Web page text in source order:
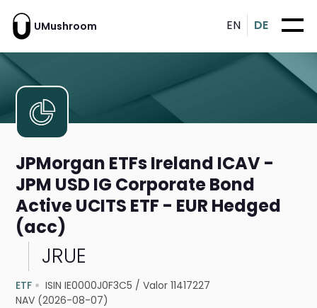
UMushroom EN DE
JPMorgan ETFs Ireland ICAV -
JPM USD IG Corporate Bond
Active UCITS ETF - EUR Hedged
(acc)
JRUE
ETF ISIN IE0000J0F3C5 /Valor 11417227
NAV (2026-08-07)